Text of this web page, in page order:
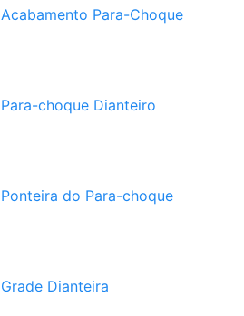
Acabamento Para-Choque
Para-choque Dianteiro
Ponteira do Para-choque
Grade Dianteira